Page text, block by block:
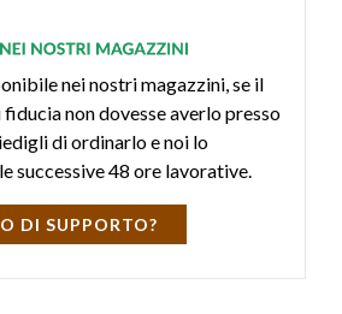
nei nostri magazzini, se il
non dovesse averlo presso
di ordinarlo e noi lo
successive 48 ore lavorative.
DI SUPPORTO?